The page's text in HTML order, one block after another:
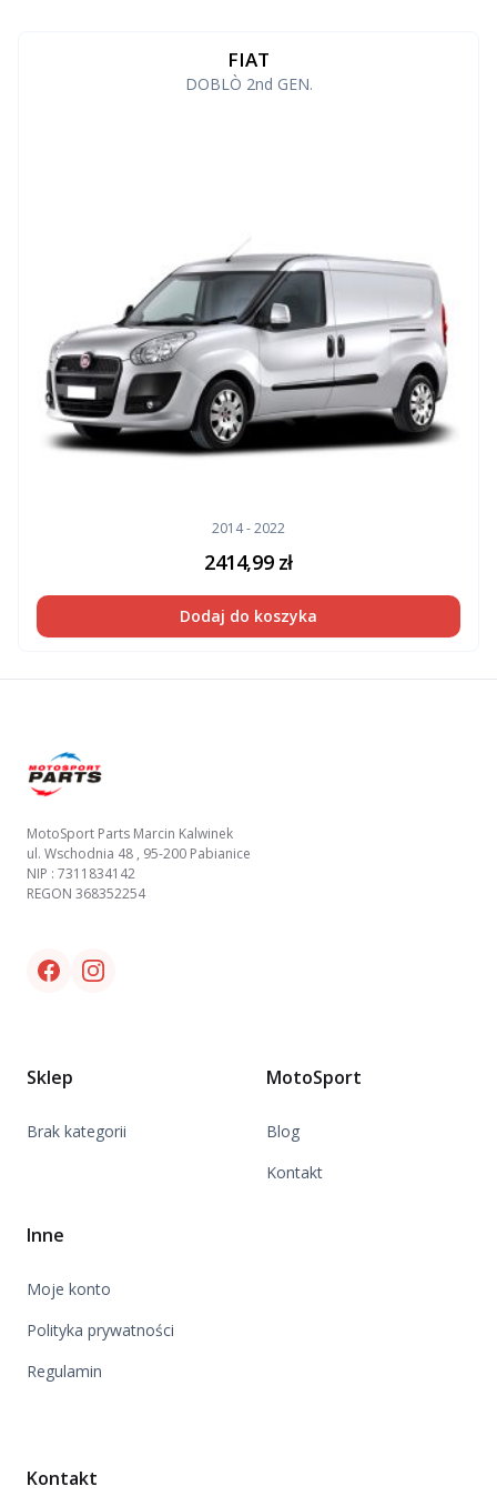
FIAT
DOBLÒ 2nd GEN.
2014 - 2022
2414,99 zł
Dodaj do koszyka
MotoSport Parts Marcin Kalwinek
ul. Wschodnia 48 , 95-200 Pabianice
NIP : 7311834142
REGON 368352254
Facebook link
Instagram link
Sklep
Brak kategorii
MotoSport
Blog
Kontakt
Inne
Moje konto
Polityka prywatności
Regulamin
Kontakt